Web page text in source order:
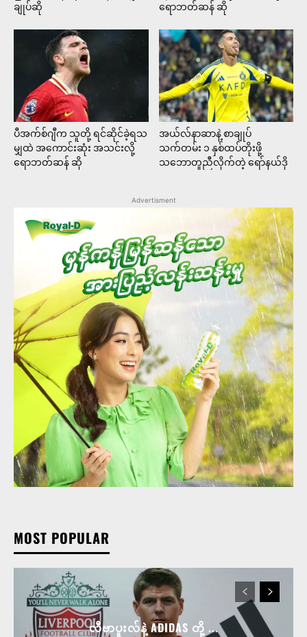
ချုပ်ဆို
ရောဘတ်ဆန် ဆို
ပီအက်စ်ဂျီက သူတို့ ရင်ဆိုင်ခဲ့ရသ
မျှထဲ အကောင်းဆုံး အသင်းလို့
ရောဘတ်ဆန် ဆို
အယ်လ်နာဆာနဲ့ စာချုပ်
သက်တမ်း ၁ နှစ်ထပ်တိုးဖို့
သဘောတူညီလိုက်တဲ့ ရော်နယ်ဒို
Advertisment
MOST POPULAR
လီဗာပူးလ်နဲ့ ADIDAS တို့ ...